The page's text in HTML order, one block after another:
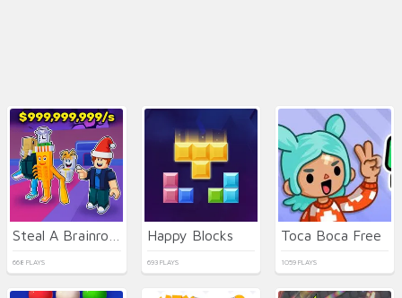
668 PLAYS
Happy Blocks
693 PLAYS
Toca Boca Free
1059 PLAYS